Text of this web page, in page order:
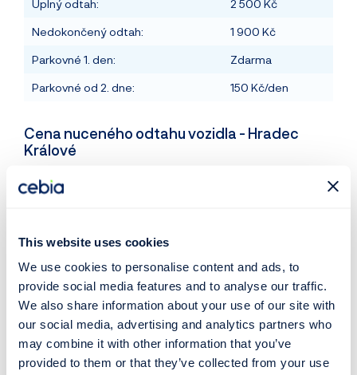
This website uses cookies
We use cookies to personalise content and ads, to
provide social media features and to analyse our traffic.
We also share information about your use of our site with
our social media, advertising and analytics partners who
may combine it with other information that you’ve
provided to them or that they’ve collected from your use
Úplný odtah: 2 500 Kč
Nedokončený odtah: 1 900 Kč
Parkovné 1. den: Zdarma
Parkovné od 2. dne: 150 Kč/den
Cena nuceného odtahu vozidla - Hradec
Králové
Úplný odtah:
Parkovné 1. až 7. den
Parkovné od 8. dne 50 Kč/den
Cena nuceného odtahu vozidla - České
Budějovice
Úplný odtah: 2 500 Kč